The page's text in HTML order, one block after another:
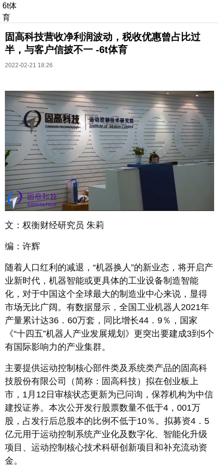
6t体
育
固高科技营收净利润波动，税收优惠曾占比过
半，与客户信披不一 -6t体育
2022-02-21 18:26
文：权衡财经研究员 朱莉
编：许辉
随着人口红利的减退，“机器换人”的新业态，将开启产
业新时代，机器智能或更具体的工业设备制造智能
化，对于中国这个全球最大的制造业中心来说，显得
市场无比广阔。有数据显示，全国工业机器人2021年
产量累计达36．60万套，同比增长44．9％，国家
《“十四五”机器人产业发展规划》更突出要建成3到5个
有国际影响力的产业集群。
主要提供运动控制核心部件类及系统类产品的固高科
技股份有限公司（简称：固高科技）拟在创业板上
市，1月12日审核状态更新为已问询，保荐机构为中信
建投证券。本次公开发行股票数量不低于4，001万
股，占发行后总股本的比例不低于10％。拟募资4．5
亿元用于运动控制系统产业化及数字化、智能化升级
项目、运动控制核心技术科研创新项目和补充流动资
金。
长按识别二维码
进入ofweek阅读全文